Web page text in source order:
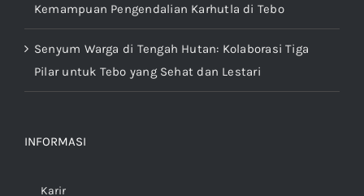
Kemampuan Pengendalian Karhutla di Tebo
Senyum Warga di Tengah Hutan: Kolaborasi Tiga
Pilar untuk Tebo yang Sehat dan Lestari
INFORMASI
Karir